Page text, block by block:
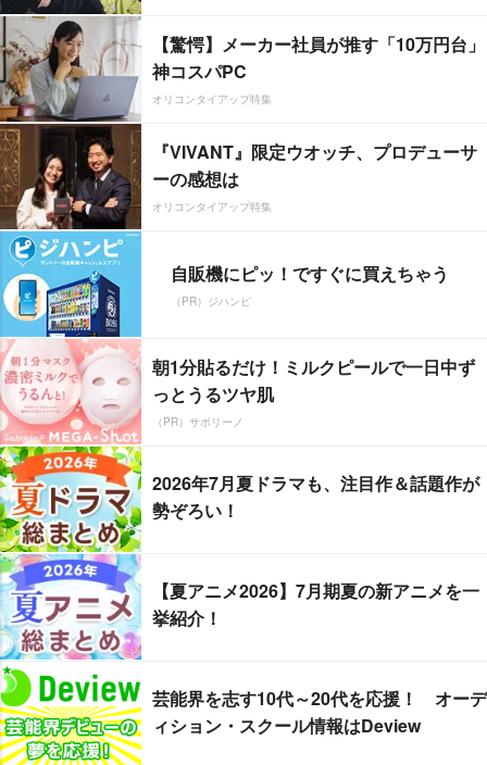
【驚愕】メーカー社員が推す「10万円台」
神コスパPC
オリコンタイアップ特集
『VIVANT』限定ウオッチ、プロデューサ
ーの感想は
オリコンタイアップ特集
自販機にピッ！ですぐに買えちゃう
（PR）ジハンピ
朝1分貼るだけ！ミルクピールで一日中ず
っとうるツヤ肌
（PR）サボリーノ
2026年7月夏ドラマも、注目作＆話題作が
勢ぞろい！
【夏アニメ2026】7月期夏の新アニメを一
挙紹介！
芸能界を志す10代～20代を応援！ オーデ
ィション・スクール情報はDeview